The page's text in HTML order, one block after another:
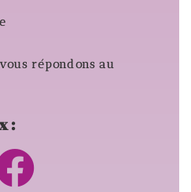
répondons au
: